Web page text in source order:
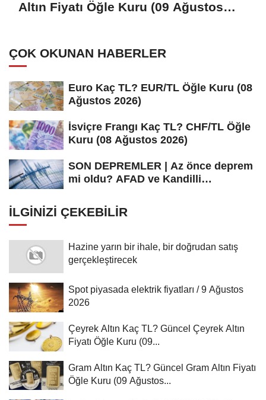
Altın Fiyatı Öğle Kuru (09 Ağustos
ÇOK OKUNAN HABERLER
Euro Kaç TL? EUR/TL Öğle Kuru (08
Ağustos 2026)
İsviçre Frangı Kaç TL? CHF/TL Öğle
Kuru (08 Ağustos 2026)
SON DEPREMLER | Az önce deprem
mi oldu? AFAD ve Kandilli
İLGINIZI ÇEKEBILIR
Hazine yarın bir ihale, bir doğrudan satış
gerçekleştirecek
Spot piyasada elektrik fiyatları / 9 Ağustos
2026
Çeyrek Altın Kaç TL? Güncel Çeyrek Altın
Fiyatı Öğle Kuru (09...
Gram Altın Kaç TL? Güncel Gram Altın Fiyatı
Öğle Kuru (09 Ağustos...